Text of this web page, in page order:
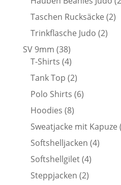
Taschen Rucksäcke 22
Trinkflasche Judo 22
SV 9mm 3838
Produkte
T-Shirts 44
Produkte
Tank Top 22
Produkte
Polo Shirts 66
Hoodies 88
Produkte
Sweatjacke mit Kapuze
Softshelljacken 44
Softshellgilet 44
Steppjacken 22